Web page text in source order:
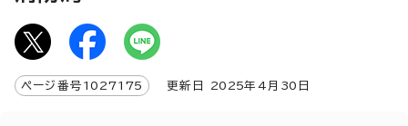
ページ番号 1027175 更新日 2025年4月 30 日